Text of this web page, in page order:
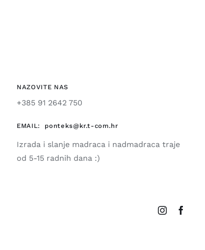
NAZOVITE NAS
+385 91 2642 750
EMAIL: ponteks@kr.t-com.hr
Izrada i slanje madraca i nadmadraca traje
od 5-15 radnih dana :)